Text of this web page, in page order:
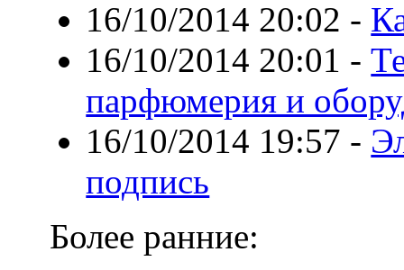
16/10/2014 20:02 -
16/10/2014 20:01 -
парфюмерия и
16/10/2014 19:57 -
подпись
Более ранние: